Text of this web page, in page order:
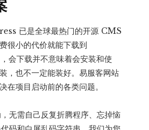
已是全球最热门的开源 CMS
很小的代价就能下载到
会下载并不意味着会安装和使
，也不一定能装好。易服客网站
在项目启动前的各类问题。
无需自己反复折腾程序、忘掉恼